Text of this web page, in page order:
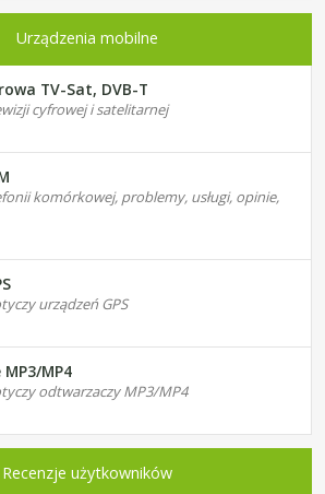
Urządzenia mobilne
TV-Sat, DVB-T
cyfrowej i satelitarnej
komórkowej, problemy, usługi, opinie,
urządzeń GPS
MP4
odtwarzaczy MP3/MP4
Recenzje użytkowników